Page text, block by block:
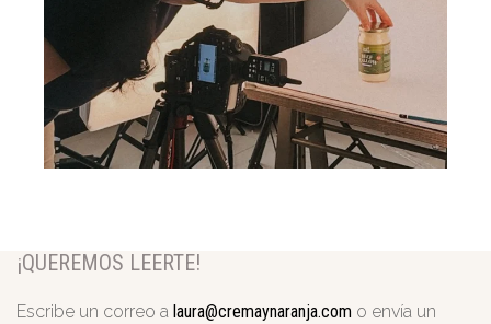
¡QUEREMOS LEERTE!
Escribe un correo a laura@cremaynaranja.com o envía un